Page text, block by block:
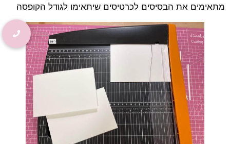
מתאימים את הבסיסים לכרטיסים שיתאימו לגודל הקופסה